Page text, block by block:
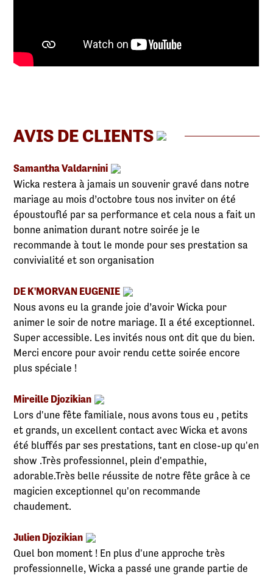
AVIS DE CLIENTS
Samantha Valdarnini
Wicka restera à jamais un souvenir gravé dans notre
mariage au mois d’octobre tous nos inviter on été
époustouflé par sa performance et cela nous a fait un
bonne animation durant notre soirée je le
recommande à tout le monde pour ses prestation sa
convivialité et son organisation
DE K'MORVAN EUGENIE
Nous avons eu la grande joie d’avoir Wicka pour
animer le soir de notre mariage. Il a été exceptionnel.
Super accessible. Les invités nous ont dit que du bien.
Merci encore pour avoir rendu cette soirée encore
plus spéciale !
Mireille Djozikian
Lors d'une fête familiale, nous avons tous eu , petits
et grands, un excellent contact avec Wicka et avons
été bluffés par ses prestations, tant en close-up qu'en
show .Très professionnel, plein d'empathie,
adorable.Très belle réussite de notre fête grâce à ce
magicien exceptionnel qu'on recommande
chaudement.
Julien Djozikian
Quel bon moment ! En plus d'une approche très
professionnelle, Wicka a passé une grande partie de